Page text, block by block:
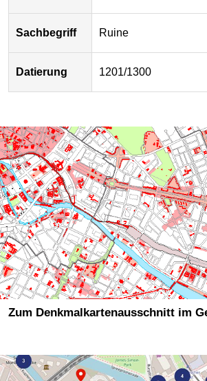
Sachbegriff Ruine
Datierung 1201/1300
Zum Denkmalkartenausschnitt im